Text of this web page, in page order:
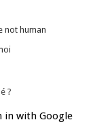
not human
?
in with Google